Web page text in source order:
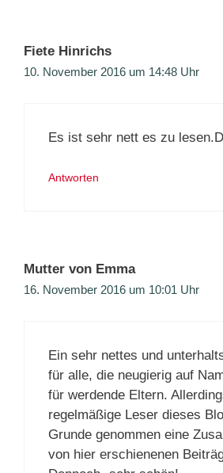
Fiete Hinrichs
10. November 2016 um 14:48 Uhr
Es ist sehr nett es zu
Antworten
Mutter von Emma
16. November 2016 um 10:01 Uhr
Ein sehr nettes und
für alle, die neugierig auf
für werdende Eltern.
regelmäßige Leser dieses
Grunde genommen eine
von hier erschienenen